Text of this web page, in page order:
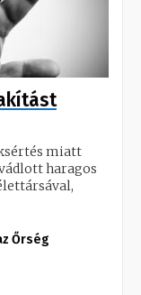
miatt
haragos
Őrség